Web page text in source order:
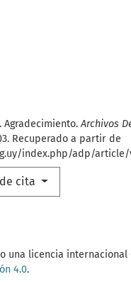
Agradecimiento.Archivos
Recuperado a partir de
index.php/adp/
cita
una licencia internacional
4.0.